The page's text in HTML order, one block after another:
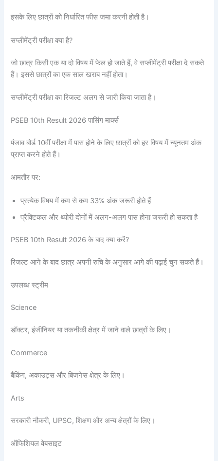
इसके लिए छात्रों को निर्धारित फीस जमा करनी होती है।
सप्लीमेंट्री परीक्षा क्या है?
जो छात्र किसी एक या दो विषय में फेल हो जाते हैं, वे सप्लीमेंट्री परीक्षा दे सकते
हैं। इससे छात्रों का एक साल खराब नहीं होता।
सप्लीमेंट्री परीक्षा का रिजल्ट अलग से जारी किया जाता है।
PSEB 10th Result 2026 पासिंग मार्क्स
पंजाब बोर्ड 10वीं परीक्षा में पास होने के लिए छात्रों को हर विषय में न्यूनतम अंक
प्राप्त करने होते हैं।
आमतौर पर:
प्रत्येक विषय में कम से कम 33% अंक जरूरी होते हैं
प्रैक्टिकल और थ्योरी दोनों में अलग-अलग पास होना जरूरी हो सकता है
PSEB 10th Result 2026 के बाद क्या करें?
रिजल्ट आने के बाद छात्र अपनी रुचि के अनुसार आगे की पढ़ाई चुन सकते हैं।
उपलब्ध स्ट्रीम
Science
डॉक्टर, इंजीनियर या तकनीकी क्षेत्र में जाने वाले छात्रों के लिए।
Commerce
बैंकिंग, अकाउंट्स और बिजनेस क्षेत्र के लिए।
Arts
सरकारी नौकरी, UPSC, शिक्षण और अन्य क्षेत्रों के लिए।
ऑफिशियल वेबसाइट